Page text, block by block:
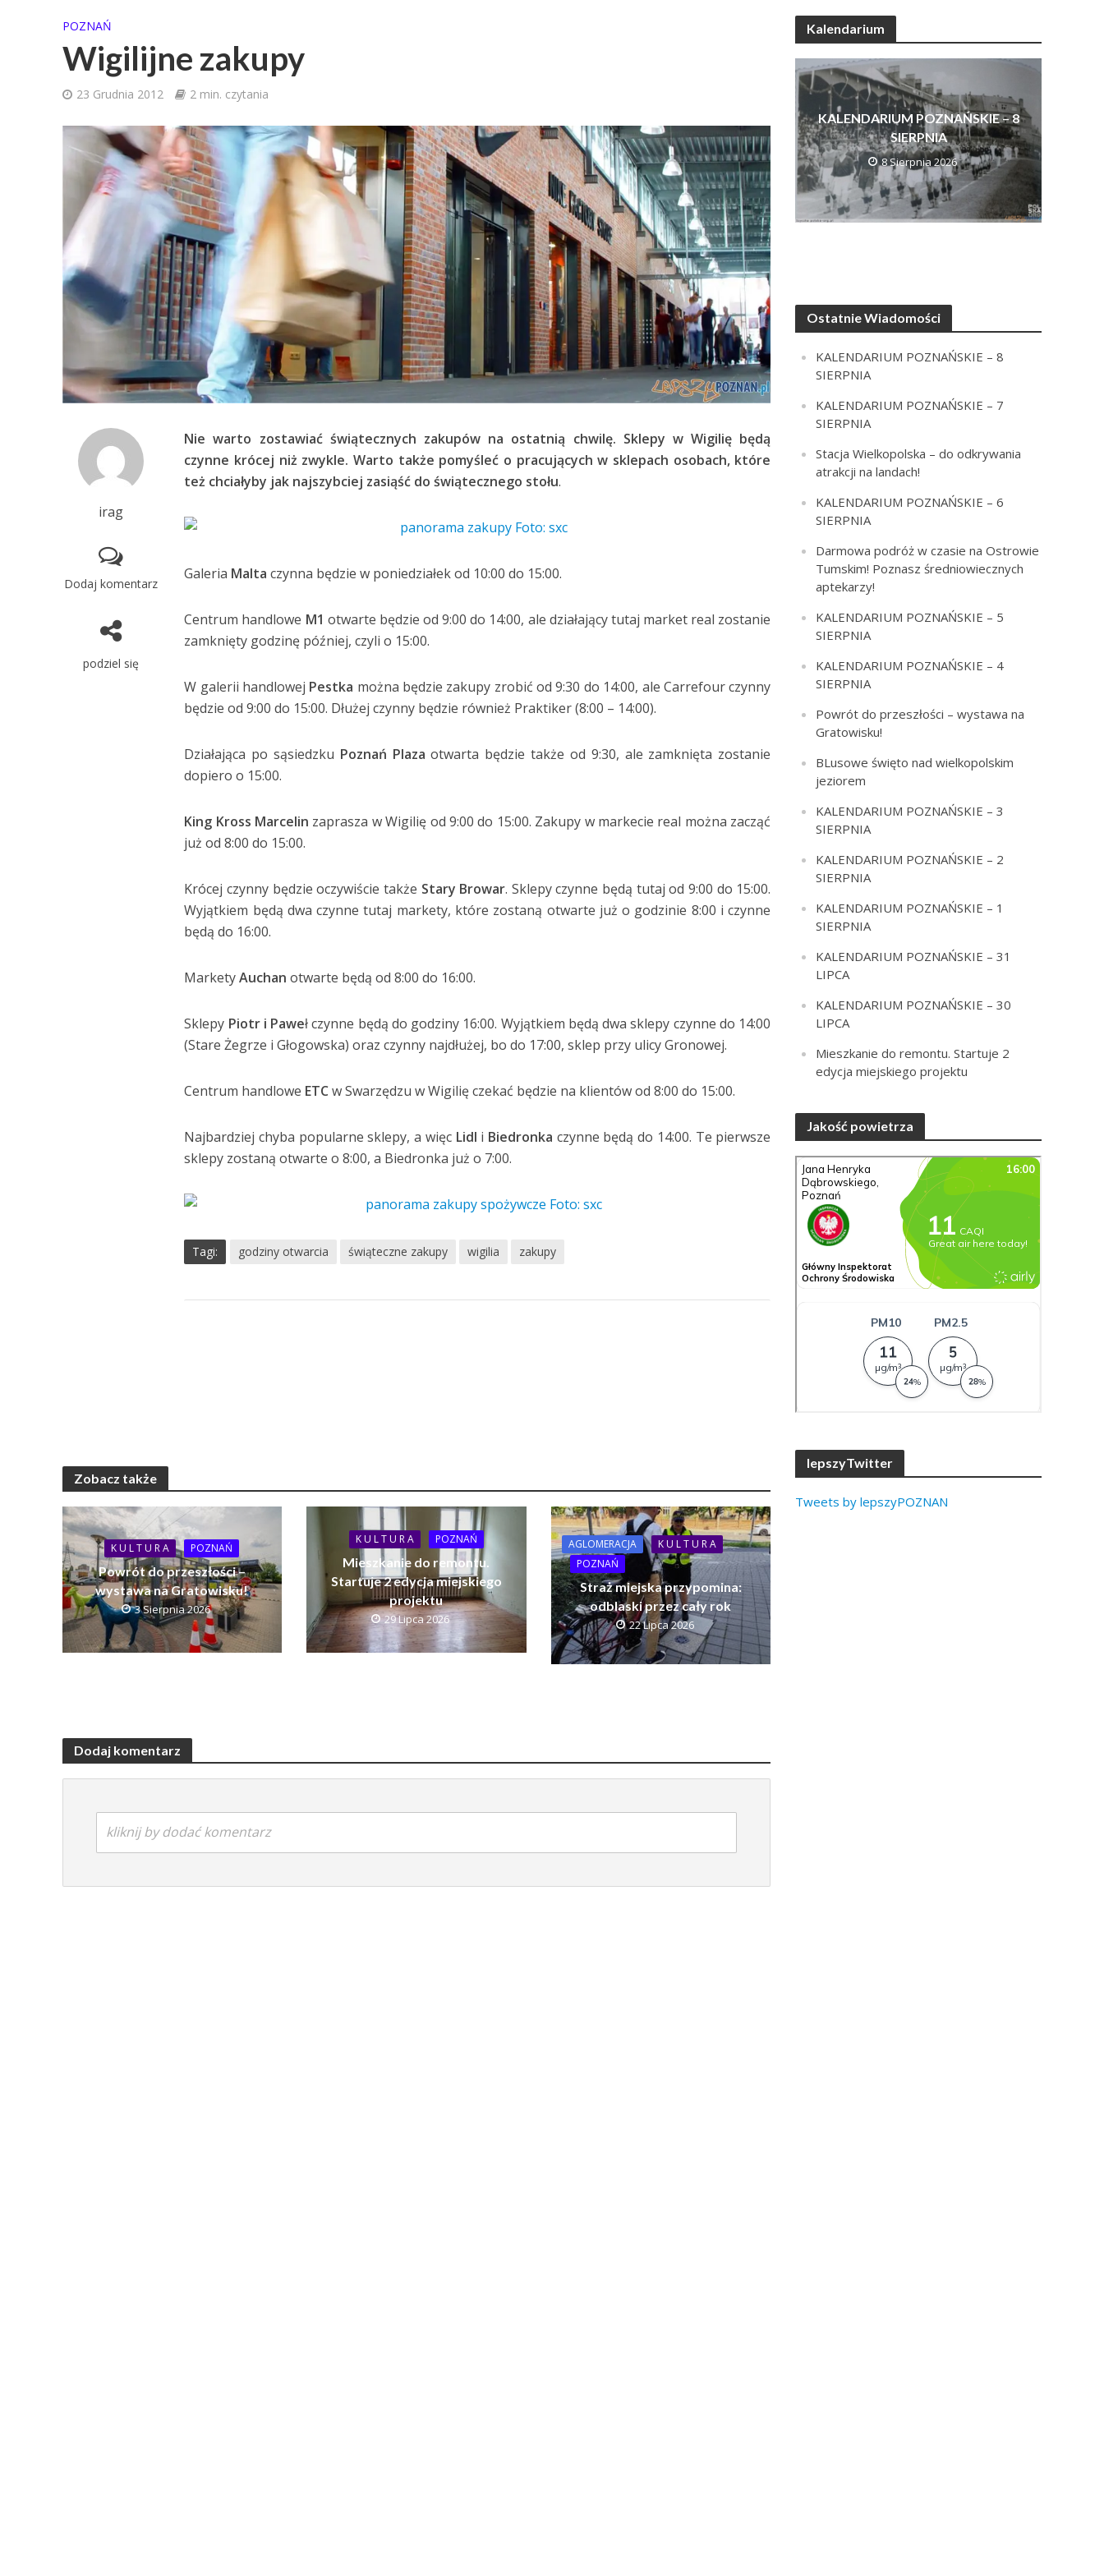
POZNAŃ
Wigilijne zakupy
23 Grudnia 2012 2 min. czytania
irag
Dodaj komentarz
podziel się
Nie warto zostawiać świątecznych zakupów na ostatnią chwilę. Sklepy w Wigilię będą
czynne krócej niż zwykle. Warto także pomyśleć o pracujących w sklepach osobach, które
też chciałyby jak najszybciej zasiąść do świątecznego stołu.
Galeria Malta czynna będzie w poniedziałek od 10:00 do 15:00.
Centrum handlowe M1 otwarte będzie od 9:00 do 14:00, ale działający tutaj market real zostanie
zamknięty godzinę później, czyli o 15:00.
W galerii handlowej Pestka można będzie zakupy zrobić od 9:30 do 14:00, ale Carrefour czynny
będzie od 9:00 do 15:00. Dłużej czynny będzie również Praktiker (8:00 – 14:00).
Działająca po sąsiedzku Poznań Plaza otwarta będzietakże od 9:30, ale zamknięta zostanie
dopiero o 15:00.
King Kross Marcelin zaprasza w Wigilię od 9:00 do 15:00. Zakupy w markecie real można zacząć
już od 8:00 do 15:00.
Krócej czynny będzie oczywiście także Stary Browar. Sklepy czynne będą tutaj od 9:00 do 15:00.
Wyjątkiem będą dwa czynne tutaj markety, które zostaną otwarte już o godzinie 8:00 i czynne
będą do 16:00.
MarketyAuchan otwarte będą od 8:00 do 16:00.
Sklepy Piotr i Paweł czynne będą do godziny 16:00. Wyjątkiem będą dwa sklepy czynne do 14:00
(Stare Żegrze i Głogowska) oraz czynny najdłużej, bo do 17:00, sklep przy ulicy Gronowej.
Centrum handlowe ETCw Swarzędzu w Wigilię czekać będzie na klientów od 8:00 do 15:00.
Najbardziej chyba popularne sklepy, a więc Lidl i Biedronka czynne będą do 14:00. Te pierwsze
sklepy zostaną otwarte o 8:00, a Biedronka już o 7:00.
Tagi: godziny otwarcia świąteczne zakupy wigilia zakupy
Zobacz także
K U L T U R A POZNAŃ
Powrót do przeszłości –
wystawa na Gratowisku!
3 Sierpnia 2026
K U L T U R A POZNAŃ
Mieszkanie do remontu.
Startuje 2 edycja miejskiego
projektu
29 Lipca 2026
AGLOMERACJA
K U L T U R A
POZNAŃ
Straż miejska przypomina:
odblaski przez cały rok
22 Lipca 2026
Dodaj komentarz
kliknij by dodać komentarz
Kalendarium
KALENDARIUM POZNAŃSKIE – 8
SIERPNIA
8 Sierpnia 2026
Ostatnie Wiadomości
KALENDARIUM POZNAŃSKIE – 8
SIERPNIA
KALENDARIUM POZNAŃSKIE – 7
SIERPNIA
Stacja Wielkopolska – do odkrywania
atrakcji na landach!
KALENDARIUM POZNAŃSKIE – 6
SIERPNIA
Darmowa podróż w czasie na Ostrowie
Tumskim! Poznasz średniowiecznych
aptekarzy!
KALENDARIUM POZNAŃSKIE – 5
SIERPNIA
KALENDARIUM POZNAŃSKIE – 4
SIERPNIA
Powrót do przeszłości – wystawa na
Gratowisku!
BLusowe święto nad wielkopolskim
jeziorem
KALENDARIUM POZNAŃSKIE – 3
SIERPNIA
KALENDARIUM POZNAŃSKIE – 2
SIERPNIA
KALENDARIUM POZNAŃSKIE – 1
SIERPNIA
KALENDARIUM POZNAŃSKIE – 31
LIPCA
KALENDARIUM POZNAŃSKIE – 30
LIPCA
Mieszkanie do remontu. Startuje 2
edycja miejskiego projektu
Jakość powietrza
lepszyTwitter
Tweets by lepszyPOZNAN